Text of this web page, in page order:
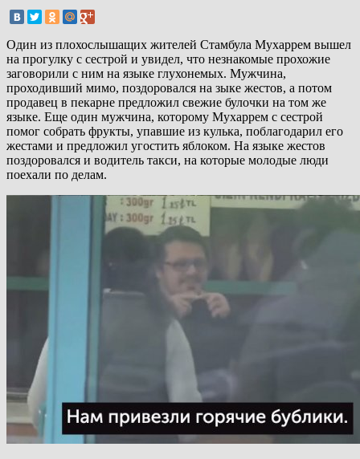
Один из плохослышащих жителей Стамбула Мухаррем вышел
на прогулку с сестрой и увидел, что незнакомые прохожие
заговорили с ним на языке глухонемых. Мужчина,
проходивший мимо, поздоровался на зыке жестов, а потом
продавец в пекарне предложил свежие булочки на том же
языке. Еще один мужчина, которому Мухаррем с сестрой
помог собрать фрукты, упавшие из кулька, поблагодарил его
жестами и предложил угостить яблоком. На языке жестов
поздоровался и водитель такси, на которые молодые люди
поехали по делам.